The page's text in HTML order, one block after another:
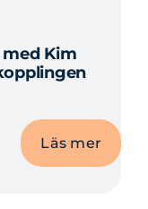
Kim
Läs mer